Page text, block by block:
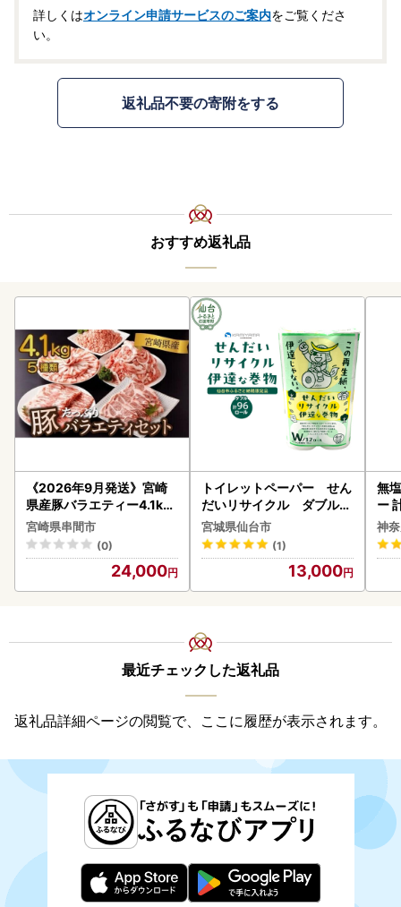
詳しくはオンライン申請サービスのご案内をご覧くださ
い。
返礼品不要の寄附をする
おすすめ返礼品
《2026年9月発送》宮崎
県産豚バラエティー4.1kg
セット_K033-057-2609
宮崎県串間市
(0)
24,000
トイレットペーパー せん
だいリサイクル ダブル9
6ロール｜トイレット
宮城県仙台市
(1)
13,000
無
ー
】
神
最近チェックした返礼品
返礼品詳細ページの閲覧で、ここに履歴が表示されます。